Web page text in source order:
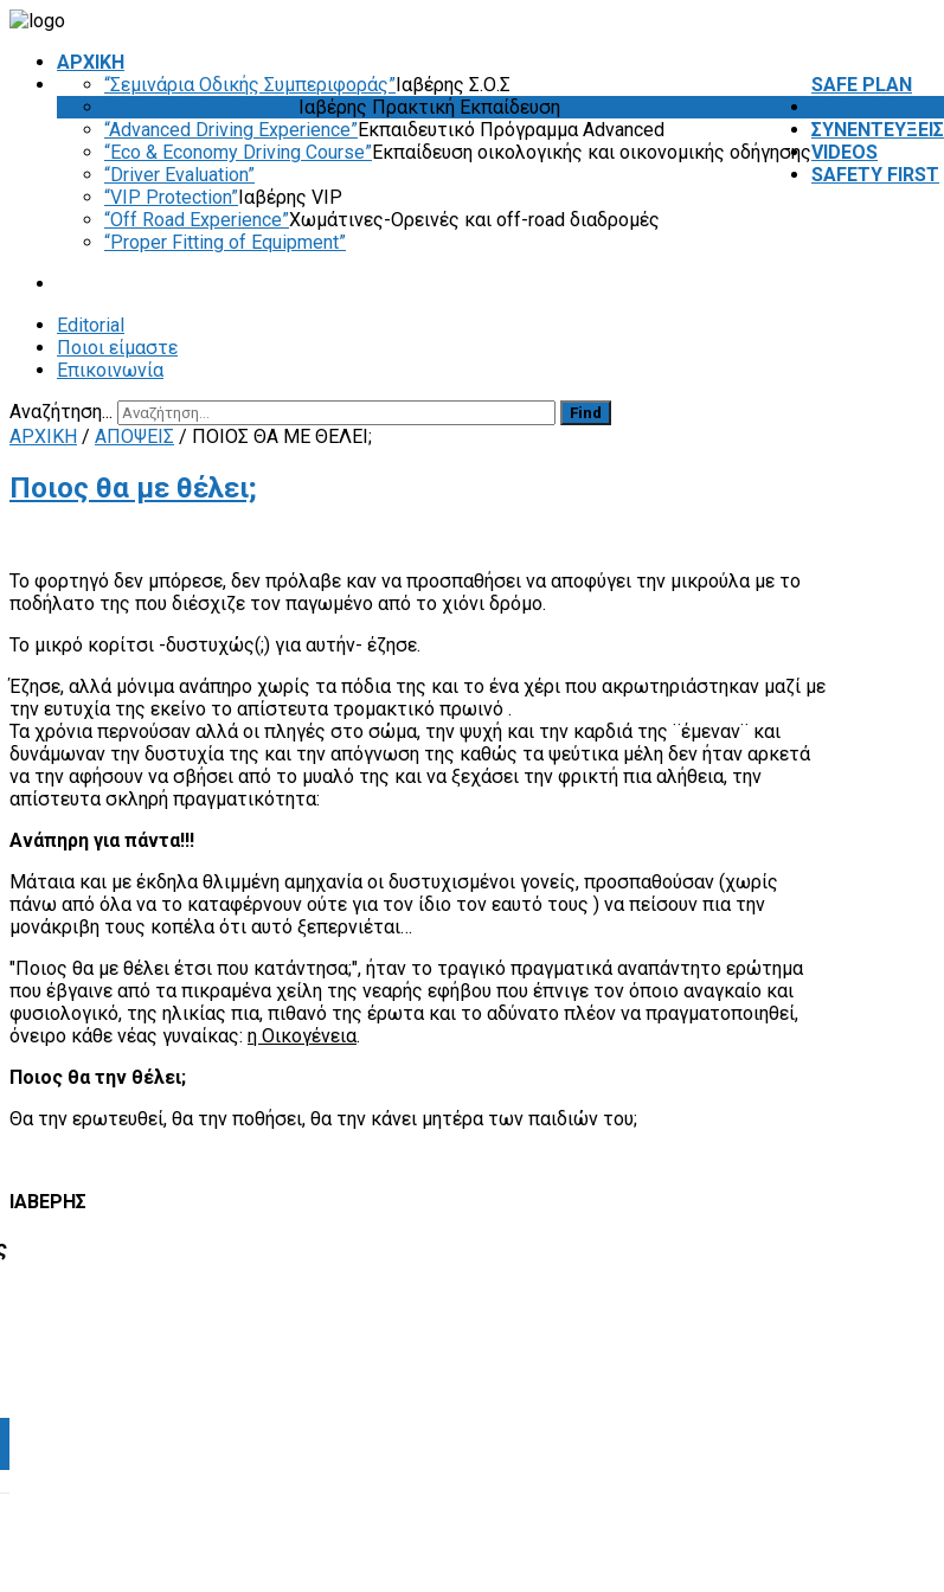
ΑΡΧΙΚΗ
SAFE PLAN
“Σεμινάρια Οδικής Συμπεριφοράς”Ιαβέρης Σ.Ο.Σ
Ιαβέρης Πρακτική Εκπαίδευση
“Advanced Driving Experience”Εκπαιδευτικό Πρόγραμμα Advanced
“Eco & Economy Driving Course”Εκπαίδευση οικολογικής και οικονομικής οδήγησης
“Driver Evaluation”
“VIP Protection”Ιαβέρης VIP
“Off Road Experience”Χωμάτινες-Ορεινές και off-road διαδρομές
“Proper Fitting of Equipment”
ΣΥΝΕΝΤΕΥΞΕΙΣ
VIDEOS
SAFETY FIRST
Editorial
Ποιοι είμαστε
Επικοινωνία
Αναζήτηση...
Find
ΑΡΧΙΚΗ / ΑΠΟΨΕΙΣ / ΠΟΙΟΣ ΘΑ ΜΕ ΘΈΛΕΙ;
Ποιος θα με θέλει;
Το φορτηγό δεν μπόρεσε, δεν πρόλαβε καν να προσπαθήσει να αποφύγει την μικρούλα με το
ποδήλατο της που διέσχιζε τον παγωμένο από το χιόνι δρόμο.
Το μικρό κορίτσι -δυστυχώς(;) για αυτήν- έζησε.
Έζησε, αλλά μόνιμα ανάπηρο χωρίς τα πόδια της και το ένα χέρι που ακρωτηριάστηκαν μαζί με
την ευτυχία της εκείνο το απίστευτα τρομακτικό πρωινό .
Τα χρόνια περνούσαν αλλά οι πληγές στο σώμα, την ψυχή και την καρδιά της ¨έμεναν¨ και
δυνάμωναν την δυστυχία της και την απόγνωση της καθώς τα ψεύτικα μέλη δεν ήταν αρκετά
να την αφήσουν να σβήσει από το μυαλό της και να ξεχάσει την φρικτή πια αλήθεια, την
απίστευτα σκληρή πραγματικότητα:
Ανάπηρη για πάντα!!!
Μάταια και με έκδηλα θλιμμένη αμηχανία οι δυστυχισμένοι γονείς, προσπαθούσαν (χωρίς
πάνω από όλα να το καταφέρνουν ούτε για τον ίδιο τον εαυτό τους ) να πείσουν πια την
μονάκριβη τους κοπέλα ότι αυτό ξεπερνιέται…
"Ποιος θα με θέλει έτσι που κατάντησα;", ήταν το τραγικό πραγματικά αναπάντητο ερώτημα
που έβγαινε από τα πικραμένα χείλη της νεαρής εφήβου που έπνιγε τον όποιο αναγκαίο και
φυσιολογικό, της ηλικίας πια, πιθανό της έρωτα και το αδύνατο πλέον να πραγματοποιηθεί,
όνειρο κάθε νέας γυναίκας: η Οικογένεια.
Ποιος θα την θέλει;
Θα την ερωτευθεί, θα την ποθήσει, θα την κάνει μητέρα των παιδιών του;
ΙΑΒΕΡΗΣ